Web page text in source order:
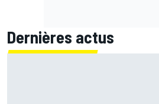
Dernières actus